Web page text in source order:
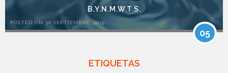
B.Y.N.M.W.T.S.
POSTED ON 30 SEPTIEMBRE, 2019
05
ETIQUETAS